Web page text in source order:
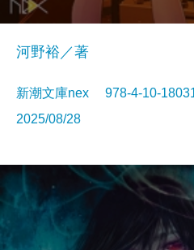
河野裕／著
新潮文庫nex 978-4-10-
2025/08/28